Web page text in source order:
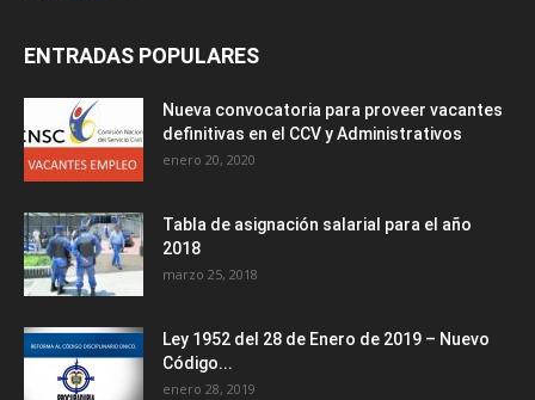
ENTRADAS POPULARES
Nueva convocatoria para proveer vacantes
definitivas en el CCV y Administrativos
enero 20, 2020
Tabla de asignación salarial para el año
2018
marzo 25, 2018
Ley 1952 del 28 de Enero de 2019 – Nuevo
Código...
enero 28, 2019